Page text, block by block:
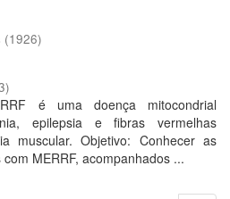
(1926)
)
é uma doença mitocondrial
epilepsia e fibras vermelhas
muscular. Objetivo: Conhecer as
MERRF, acompanhados ...